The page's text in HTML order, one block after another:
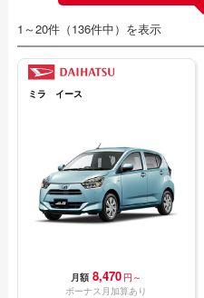
1～20件（136件中）を表示
ミラ イース
月額 8,470 円～
ボーナス月加算あり